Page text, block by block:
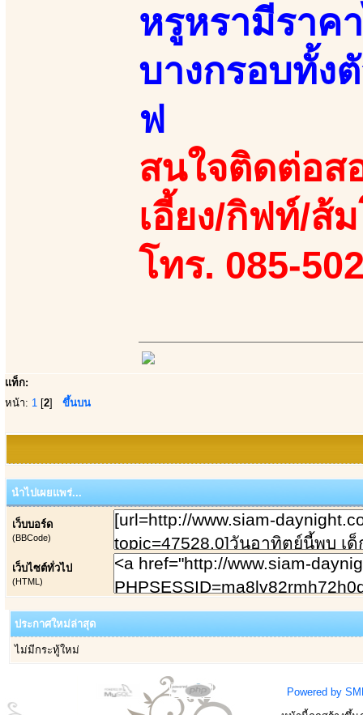
หรูหรามีราค
บางกรอบทั้ง
ฟ
สนใจติดต่อส
เอี้ยง/กิฟท์/ส้
โทร. 085-
แท็ก:
หน้า: 1 [2] ขึ้นบน
นำไปเผยแพร่...
เว็บบอร์ด
(BBCode)
เว็บไซต์ทั่วไป
(HTML)
ประกาศใหม่ล่าสุด
ไม่มีกระทู้ใหม่
Powered by